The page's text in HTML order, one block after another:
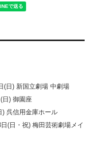
(日) 新国立劇場 中劇場
日) 御園座
) 呉信用金庫ホール
(日・祝) 梅田芸術劇場メイ